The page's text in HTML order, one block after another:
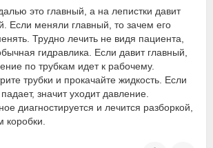
это главный, а на лепистки давит
Если меняли главный, то зачем его
Трудно лечить не видя пациента,
гидравлика. Если давит главный,
по трубкам идет к рабочему.
трубки и прокачайте жидкость. Если
значит уходит давление.
диагностируется и лечится разборкой,
коробки.